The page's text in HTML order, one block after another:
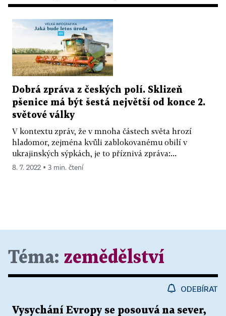
Dobrá zpráva z českých polí. Sklizeň
pšenice má být šestá největší od konce 2.
světové války
V kontextu zpráv, že v mnoha částech světa hrozí
hladomor, zejména kvůli zablokovanému obilí v
ukrajinských sýpkách, je to příznivá zpráva:...
8. 7. 2022 ▪ 3 min. čtení
Téma: zemědělství
ODEBÍRAT
Vysychání Evropy se posouvá na sever,